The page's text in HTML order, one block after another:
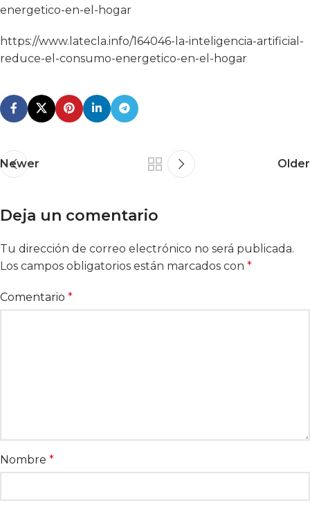
energetico-en-el-hogar
https://www.latecla.info/164046-la-inteligencia-artificial-
reduce-el-consumo-energetico-en-el-hogar
Newer Older
Deja un comentario
Tu dirección de correo electrónico no será publicada.
Los campos obligatorios están marcados con *
Comentario *
Nombre *
Alternative: